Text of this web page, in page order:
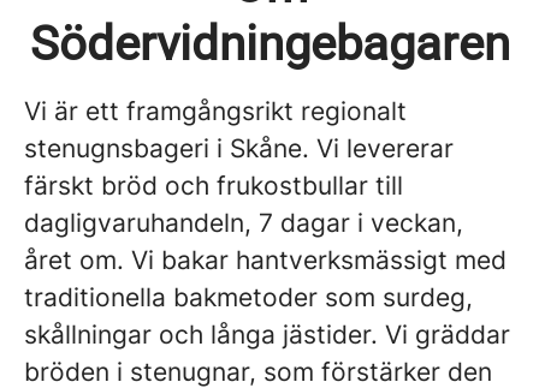
Södervidningebagaren
Vi är ett framgångsrikt regionalt
stenugnsbageri i Skåne. Vi levererar
färskt bröd och frukostbullar till
dagligvaruhandeln, 7 dagar i veckan,
året om. Vi bakar hantverksmässigt med
traditionella bakmetoder som surdeg,
skållningar och långa jästider. Vi gräddar
bröden i stenugnar, som förstärker den